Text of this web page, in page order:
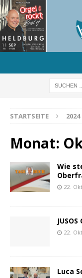
STARTSEITE 2024
Monat:
Wie
22.
22.
Luca